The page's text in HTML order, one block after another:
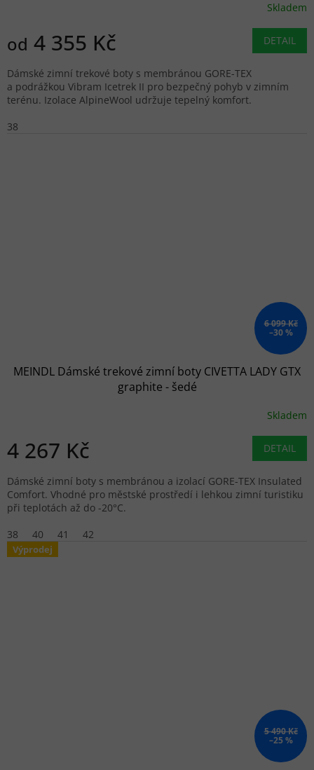
Skladem
od 4 355 Kč DETAIL
Dámské zimní trekové boty s membránou GORE-TEX
a podrážkou Vibram Icetrek II pro bezpečný pohyb v zimním
terénu. Izolace AlpineWool udržuje tepelný komfort.
38
6 099 Kč
–30 %
MEINDL Dámské trekové zimní boty CIVETTA LADY GTX
graphite - šedé
Skladem
4 267 Kč DETAIL
Dámské zimní boty s membránou a izolací GORE-TEX Insulated
Comfort. Vhodné pro městské prostředí i lehkou zimní turistiku
při teplotách až do -20°C.
38
40 41 42
Výprodej
5 490 Kč
–25 %